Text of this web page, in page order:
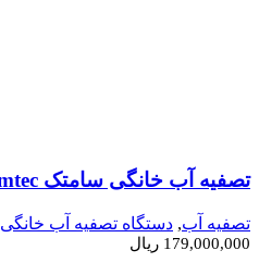
تصفیه آب خانگی سامتک samtec
تصفیه آب, دستگاه تصفیه آب خانگی
179,000,000 ریال